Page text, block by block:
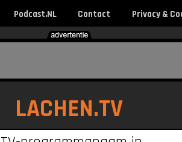
Podcast.NL Contact Privacy &
LACHEN.TV